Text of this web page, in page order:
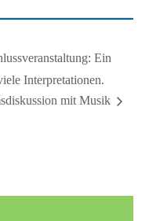
Ein
Interpretationen.
mit Musik